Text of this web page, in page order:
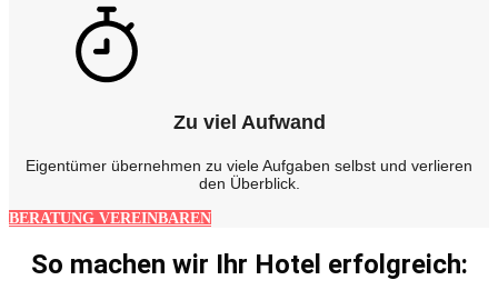
Zu viel Aufwand
Eigentümer übernehmen zu viele Aufgaben selbst und verlieren
den Überblick.
BERATUNG VEREINBAREN
So machen wir Ihr Hotel erfolgreich: